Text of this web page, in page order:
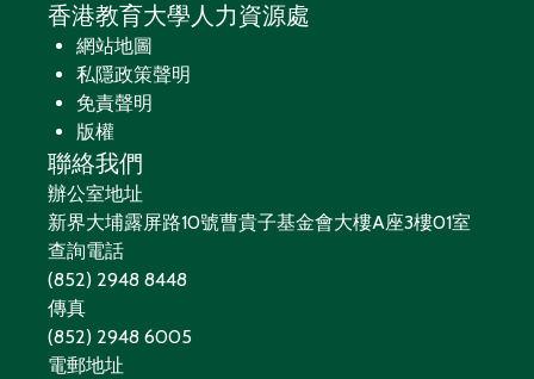
香港教育大學人力資源處
網站地圖
私隱政策聲明
免責聲明
版權
聯絡我們
辦公室地址
新界大埔露屏路10號曹貴子基金會大樓A座3樓01室
查詢電話
(852) 2948 8448
傳真
(852) 2948 6005
電郵地址